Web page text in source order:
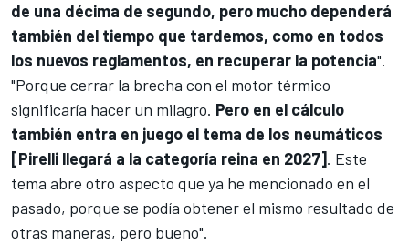
de una décima de segundo, pero mucho dependerá
también del tiempo que tardemos, como en todos
los nuevos reglamentos, en recuperar la potencia".
"Porque cerrar la brecha con el motor térmico
significaría hacer un milagro. Pero en el cálculo
también entra en juego el tema de los neumáticos
[Pirelli llegará a la categoría reina en 2027]. Este
tema abre otro aspecto que ya he mencionado en el
pasado, porque se podía obtener el mismo resultado de
otras maneras, pero bueno".